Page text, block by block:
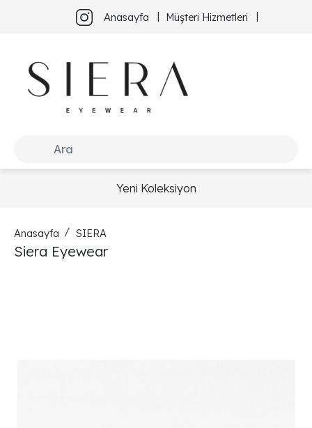
Anasayfa Müşteri Hizmetleri
Yeni Koleksiyon
Anasayfa SIERA
Siera Eyewear